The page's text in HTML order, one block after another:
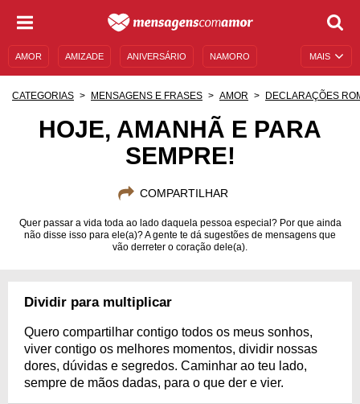
MAIS
AMOR AMIZADE ANIVERSÁRIO NAMORO
DESCULPAS
MENSAGENS DE ANIVERSÁRIO
CATEGORIAS MENSAGENS E FRASES AMOR DECLARAÇÕES
HOJE, AMANHÃ E PARA
SEMPRE!
COMPARTILHAR
Quer passar a vida toda ao lado daquela pessoa especial? Por que ainda
não disse isso para ele(a)? A gente te dá sugestões de mensagens que
vão derreter o coração dele(a).
Dividir para multiplicar
Quero compartilhar contigo todos os meus sonhos,
viver contigo os melhores momentos, dividir nossas
dores, dúvidas e segredos. Caminhar ao teu lado,
sempre de mãos dadas, para o que der e vier.